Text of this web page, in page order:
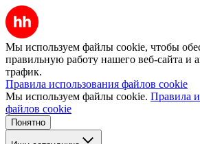
Мы используем файлы cookie, чтобы
правильную работу нашего веб-сайта и
трафик.
Правила использования файлов cookie
Мы используем файлы cookie. Правила
файлов cookie
Понятно